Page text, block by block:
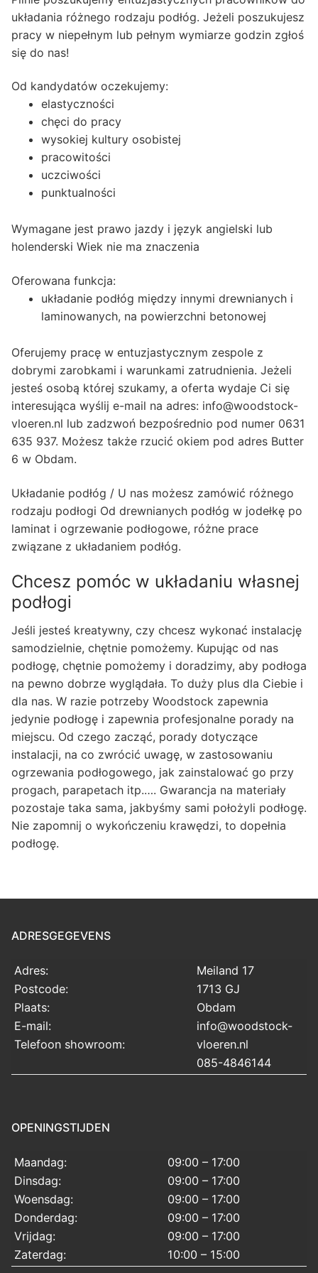
układania różnego rodzaju podłóg. Jeżeli poszukujesz
pracy w niepełnym lub pełnym wymiarze godzin zgłoś
się do nas!
Od kandydatów oczekujemy:
elastyczności
chęci do pracy
wysokiej kultury osobistej
pracowitości
uczciwości
punktualności
Wymagane jest prawo jazdy i język angielski lub
holenderski Wiek nie ma znaczenia
Oferowana funkcja:
układanie podłóg między innymi drewnianych i
laminowanych, na powierzchni betonowej
Oferujemy pracę w entuzjastycznym zespole z
dobrymi zarobkami i warunkami zatrudnienia. Jeżeli
jesteś osobą której szukamy, a oferta wydaje Ci się
interesująca wyślij e-mail na adres: info@woodstock-
vloeren.nl lub zadzwoń bezpośrednio pod numer 0631
635 937. Możesz także rzucić okiem pod adres Butter
6 w Obdam.
Układanie podłóg / U nas możesz zamówić różnego
rodzaju podłogi Od drewnianych podłóg w jodełkę po
laminat i ogrzewanie podłogowe, różne prace
związane z układaniem podłóg.
Chcesz pomóc w układaniu własnej
podłogi
Jeśli jesteś kreatywny, czy chcesz wykonać instalację
samodzielnie, chętnie pomożemy. Kupując od nas
podłogę, chętnie pomożemy i doradzimy, aby podłoga
na pewno dobrze wyglądała. To duży plus dla Ciebie i
dla nas. W razie potrzeby Woodstock zapewnia
jedynie podłogę i zapewnia profesjonalne porady na
miejscu. Od czego zacząć, porady dotyczące
instalacji, na co zwrócić uwagę, w zastosowaniu
ogrzewania podłogowego, jak zainstalować go przy
progach, parapetach itp.…. Gwarancja na materiały
pozostaje taka sama, jakbyśmy sami położyli podłogę.
Nie zapomnij o wykończeniu krawędzi, to dopełnia
podłogę.
ADRESGEGEVENS
Adres:
Postcode:
Plaats:
E-mail:
Telefoon showroom:
Meiland 17
1713 GJ
Obdam
info@woodstock-
vloeren.nl
085-4846144
OPENINGSTIJDEN
Maandag:
Dinsdag:
Woensdag:
Donderdag:
Vrijdag:
Zaterdag:
09:00 – 17:00
09:00 – 17:00
09:00 – 17:00
09:00 – 17:00
09:00 – 17:00
10:00 – 15:00